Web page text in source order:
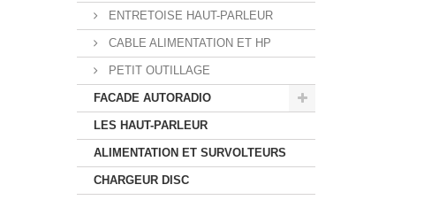
ENTRETOISE HAUT-PARLEUR
CABLE ALIMENTATION ET HP
PETIT OUTILLAGE
FACADE AUTORADIO
LES HAUT-PARLEUR
ALIMENTATION ET SURVOLTEURS
CHARGEUR DISC